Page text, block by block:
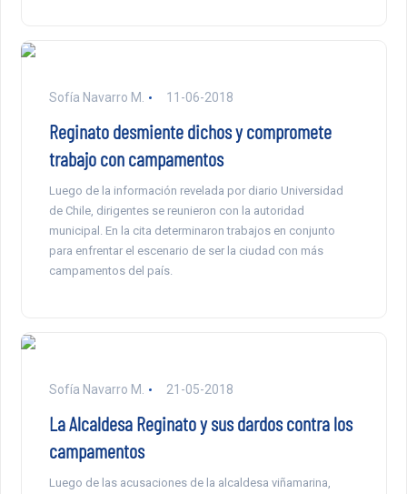
Sofía Navarro M. 11-06-2018
Reginato desmiente dichos y compromete
trabajo con campamentos
Luego de la información revelada por diario Universidad
de Chile, dirigentes se reunieron con la autoridad
municipal. En la cita determinaron trabajos en conjunto
para enfrentar el escenario de ser la ciudad con más
campamentos del país.
Sofía Navarro M. 21-05-2018
La Alcaldesa Reginato y sus dardos contra los
campamentos
Luego de las acusaciones de la alcaldesa viñamarina,